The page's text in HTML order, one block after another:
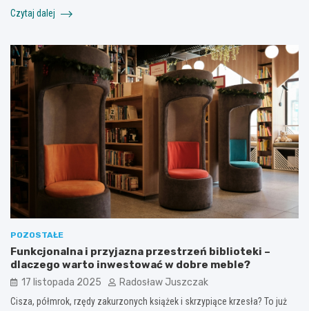
Czytaj dalej
POZOSTAŁE
Funkcjonalna i przyjazna przestrzeń biblioteki –
dlaczego warto inwestować w dobre meble?
17 listopada 2025 Radosław Juszczak
Cisza, półmrok, rzędy zakurzonych książek i skrzypiące krzesła? To już